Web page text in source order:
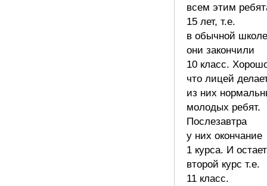
всем этим
15 лет, т.е.
в обычной школе
они закончили
10 класс.
что лицей
из них
молодых ребят.
Послезавтра
у них окончание
1 курса. И
второй курс т.е.
11 класс.